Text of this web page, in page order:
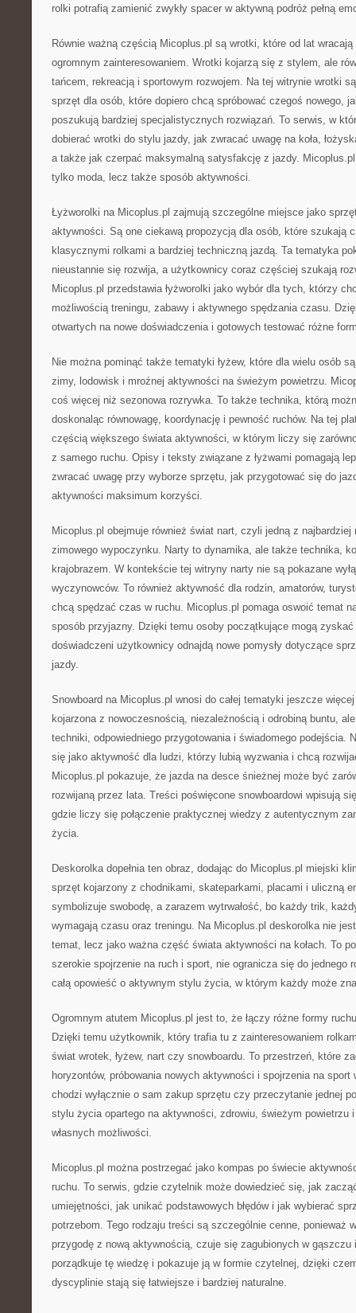
rolki potrafią zamienić zwykły spacer w aktywną podróż pełną
Równie ważną częścią Micoplus.pl są wrotki, które od lat
ogromnym zainteresowaniem. Wrotki kojarzą się z stylem, ale
tańcem, rekreacją i sportowym rozwojem. Na tej witrynie wrotki
sprzęt dla osób, które dopiero chcą spróbować czegoś nowego,
poszukują bardziej specjalistycznych rozwiązań. To serwis, w
dobierać wrotki do stylu jazdy, jak zwracać uwagę na koła,
a także jak czerpać maksymalną satysfakcję z jazdy.
tylko moda, lecz także sposób aktywności.
Łyżworolki na Micoplus.pl zajmują szczególne miejsce jako
aktywności. Są one ciekawą propozycją dla osób, które szukają
klasycznymi rolkami a bardziej techniczną jazdą. Ta tematyka
nieustannie się rozwija, a użytkownicy coraz częściej szukają
Micoplus.pl przedstawia łyżworolki jako wybór dla tych, którzy
możliwością treningu, zabawy i aktywnego spędzania czasu.
otwartych na nowe doświadczenia i gotowych testować różne
Nie można pominąć także tematyki łyżew, które dla wielu osób
zimy, lodowisk i mroźnej aktywności na świeżym powietrzu.
coś więcej niż sezonowa rozrywka. To także technika, którą
doskonaląc równowagę, koordynację i pewność ruchów. Na tej
częścią większego świata aktywności, w którym liczy się
z samego ruchu. Opisy i teksty związane z łyżwami pomagają
zwracać uwagę przy wyborze sprzętu, jak przygotować się do
aktywności maksimum korzyści.
Micoplus.pl obejmuje również świat nart, czyli jedną z najbardziej
zimowego wypoczynku. Narty to dynamika, ale także technika,
krajobrazem. W kontekście tej witryny narty nie są pokazane
wyczynowców. To również aktywność dla rodzin, amatorów,
chcą spędzać czas w ruchu. Micoplus.pl pomaga oswoić temat
sposób przyjazny. Dzięki temu osoby początkujące mogą
doświadczeni użytkownicy odnajdą nowe pomysły dotyczące
jazdy.
Snowboard na Micoplus.pl wnosi do całej tematyki jeszcze
kojarzona z nowoczesnością, niezależnością i odrobiną buntu,
techniki, odpowiedniego przygotowania i świadomego podejścia.
się jako aktywność dla ludzi, którzy lubią wyzwania i chcą
Micoplus.pl pokazuje, że jazda na desce śnieżnej może być
rozwijaną przez lata. Treści poświęcone snowboardowi wpisują
gdzie liczy się połączenie praktycznej wiedzy z autentycznym
życia.
Deskorolka dopełnia ten obraz, dodając do Micoplus.pl miejski
sprzęt kojarzony z chodnikami, skateparkami, placami i uliczną
symbolizuje swobodę, a zarazem wytrwałość, bo każdy trik,
wymagają czasu oraz treningu. Na Micoplus.pl deskorolka nie
temat, lecz jako ważna część świata aktywności na kołach. To
szerokie spojrzenie na ruch i sport, nie ogranicza się do jednego
całą opowieść o aktywnym stylu życia, w którym każdy może
Ogromnym atutem Micoplus.pl jest to, że łączy różne formy
Dzięki temu użytkownik, który trafia tu z zainteresowaniem
świat wrotek, łyżew, nart czy snowboardu. To przestrzeń, które
horyzontów, próbowania nowych aktywności i spojrzenia na
chodzi wyłącznie o sam zakup sprzętu czy przeczytanie jednej
stylu życia opartego na aktywności, zdrowiu, świeżym powietrzu
własnych możliwości.
Micoplus.pl można postrzegać jako kompas po świecie
ruchu. To serwis, gdzie czytelnik może dowiedzieć się, jak
umiejętności, jak unikać podstawowych błędów i jak wybierać
potrzebom. Tego rodzaju treści są szczególnie cenne, ponieważ
przygodę z nową aktywnością, czuje się zagubionych w gąszczu
porządkuje tę wiedzę i pokazuje ją w formie czytelnej, dzięki
dyscyplinie stają się łatwiejsze i bardziej naturalne.